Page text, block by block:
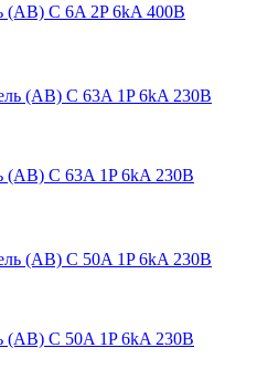
(АВ) C 6A 2P 6kA 400В
(АВ) C 63A 1P 6kA 230В
(АВ) C 50A 1P 6kA 230В